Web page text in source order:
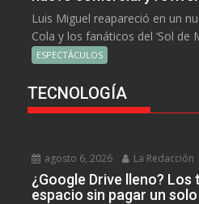
Luis Miguel reapareció en un
Cola y los fanáticos del ‘Sol de
ESPECTÁCULOS
TECNOLOGÍA
agosto 6, 2026 La Redacción
¿Google Drive lleno?
espacio sin pagar un